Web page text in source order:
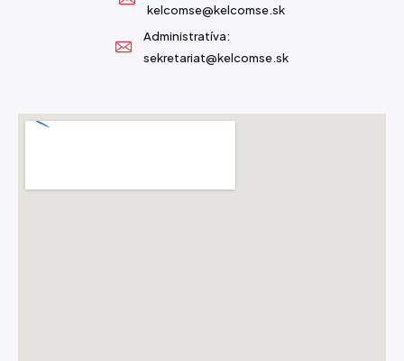
kelcomse@kelcomse.sk
Administratíva:
sekretariat@kelcomse.sk